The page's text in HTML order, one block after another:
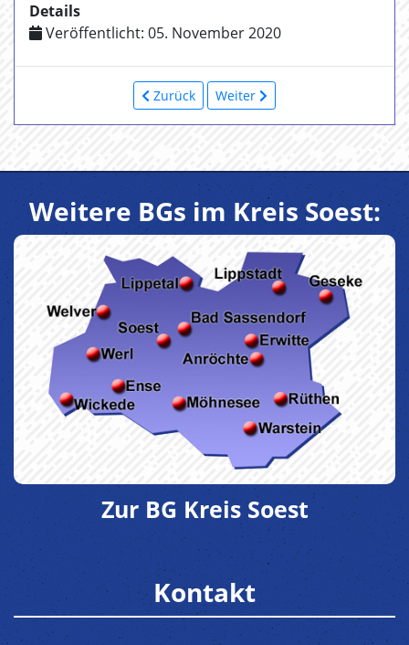
Details
Veröffentlicht: 05. November 2020
Zurück Weiter
Weitere BGs im Kreis Soest:
Zur BG Kreis Soest
Kontakt